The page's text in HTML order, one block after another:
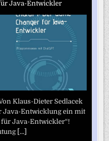
Java-Entwickler
Klaus-Dieter Sedlacek
Java-Entwicklung ein mit
für Java-Entwickler“!
[...]